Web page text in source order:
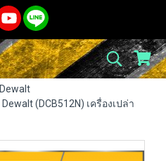
Dewalt
(DCB512N) เครื่องเปล่า